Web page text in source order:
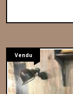
Vendu